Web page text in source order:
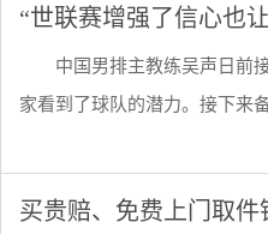
“世联赛增强了信心也
中国男排主教练吴声日前
家看到了球队的潜力。接下来
买贵赔、免费上门取